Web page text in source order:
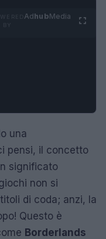
AdhubMedia
una
pensi, il concetto
significato
non si
di coda; anzi, la
Questo è
Borderlands